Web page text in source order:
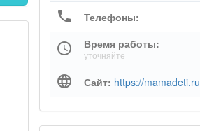
phone Телефоны:
schedule Время работы:
уточняйте
language Сайт: https://mamadeti.ru